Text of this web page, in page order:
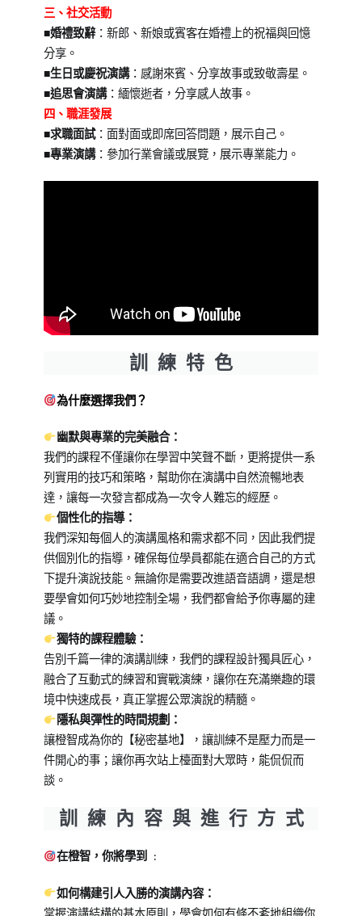
三、社交活動
■婚禮致辭：新郎、新娘或賓客在婚禮上的祝福與回憶
分享。
■生日或慶祝演講：感謝來賓、分享故事或致敬壽星。
■追思會演講：緬懷逝者，分享感人故事。
四、職涯發展
■求職面試：面對面或即席回答問題，展示自己。
■專業演講：參加行業會議或展覽，展示專業能力。
訓 練 特 色
為什麼選擇我們？
幽默與專業的完美融合：
我們的課程不僅讓你在學習中笑聲不斷，更將提供一系
列實用的技巧和策略，幫助你在演講中自然流暢地表
達，讓每一次發言都成為一次令人難忘的經歷。
個性化的指導：
我們深知每個人的演講風格和需求都不同，因此我們提
供個別化的指導，確保每位學員都能在適合自己的方式
下提升演說技能。無論你是需要改進語音語調，還是想
要學會如何巧妙地控制全場，我們都會給予你專屬的建
議。
獨特的課程體驗：
告別千篇一律的演講訓練，我們的課程設計獨具匠心，
融合了互動式的練習和實戰演練，讓你在充滿樂趣的環
境中快速成長，真正掌握公眾演說的精髓。
隱私與彈性的時間規劃：
讓橙智成為你的【秘密基地】，讓訓練不是壓力而是一
件開心的事；讓你再次站上檯面對大眾時，能侃侃而
談。
訓 練 內 容 與 進 行 方 式
在橙智，你將學到 :
如何構建引人入勝的演講內容：